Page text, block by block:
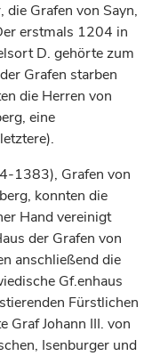
die Grafen von Sayn,
erstmals 1204 in
D. gehörte zum
Grafen starben
die Herren von
, eine
1383), Grafen von
, konnten die
Hand vereinigt
der Grafen von
anschließend die
Gf.enhaus
Fürstlichen
GrafJohann III. von
Isenburger und